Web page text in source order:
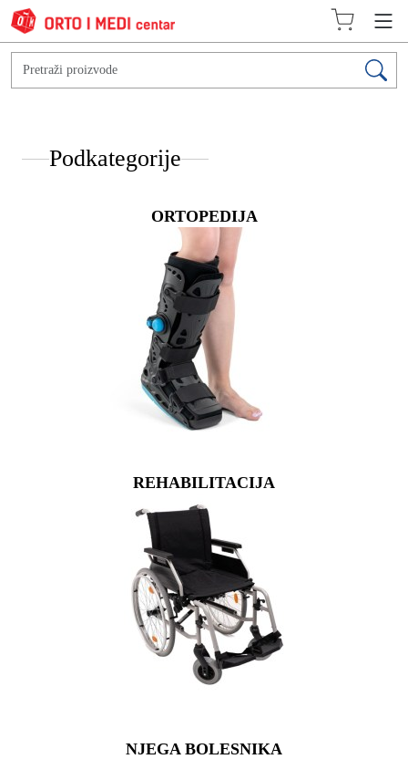
Podkategorije
ORTOPEDIJA
REHABILITACIJA
NJEGA BOLESNIKA